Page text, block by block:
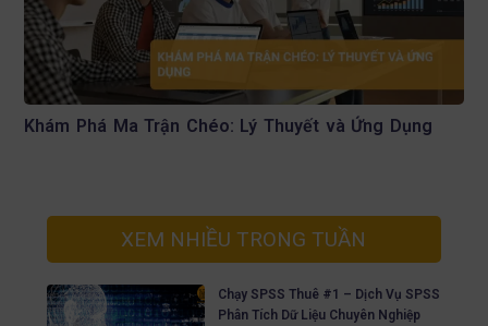
Khám Phá Ma Trận Chéo: Lý Thuyết và Ứng Dụng
XEM NHIỀU TRONG TUẦN
Chạy SPSS Thuê #1 – Dịch Vụ SPSS
Phân Tích Dữ Liệu Chuyên Nghiệp